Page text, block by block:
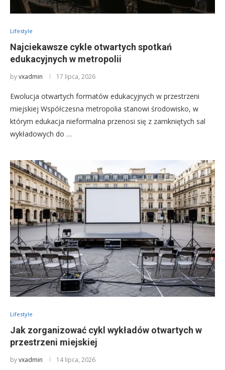
Lifestyle
Najciekawsze cykle otwartych spotkań
edukacyjnych w metropolii
byvxadmin 17 lipca, 2026
Ewolucja otwartych formatów edukacyjnych w przestrzeni
miejskiej Współczesna metropolia stanowi środowisko, w
którym edukacja nieformalna przenosi się z zamkniętych sal
wykładowych do …
Lifestyle
Jak zorganizować cykl wykładów otwartych w
przestrzeni miejskiej
byvxadmin 14 lipca, 2026